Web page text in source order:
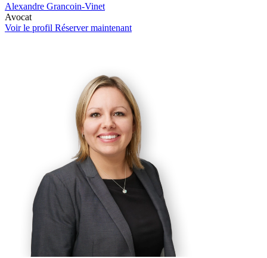
Alexandre Grancoin-Vinet
Avocat
Voir le profil Réserver maintenant